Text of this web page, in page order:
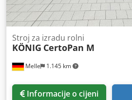
Melle 1.145 km
Stroj za izradu rolni
KÖNIG CertoPan M
Informacije o cijeni